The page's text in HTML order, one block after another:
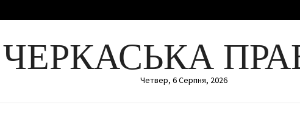
ЧЕРКАСЬКА
Четвер, 6 Серпня, 2026